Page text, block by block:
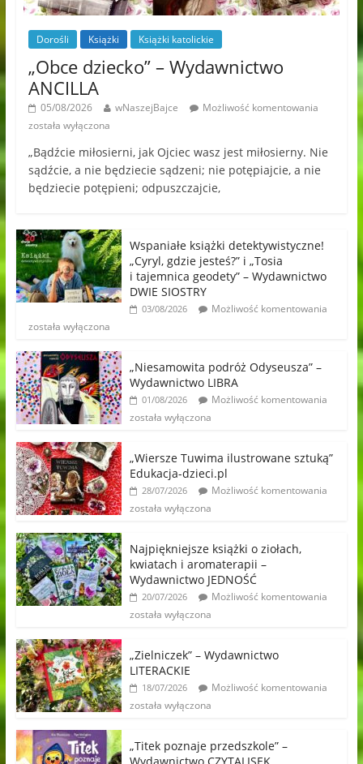
Dorośli Książki Książki katolickie
„Obce dziecko” – Wydawnictwo
ANCILLA
05/08/2026 wNaszejBajce
Możliwość komentowania
została wyłączona
„Bądźcie miłosierni, jak Ojciec wasz jest miłosierny. Nie
sądźcie, a nie będziecie sądzeni; nie potępiajcie, a nie
będziecie potępieni; odpuszczajcie,
Wspaniałe książki detektywistyczne!
„Cyryl, gdzie jesteś?” i „Tosia
i tajemnica geodety” – Wydawnictwo
DWIE SIOSTRY
03/08/2026
Możliwość komentowania
została wyłączona
„Niesamowita podróż Odyseusza” –
Wydawnictwo LIBRA
01/08/2026
Możliwość komentowania
została wyłączona
„Wiersze Tuwima ilustrowane sztuką”
Edukacja-dzieci.pl
28/07/2026
Możliwość komentowania
została wyłączona
Najpiękniejsze książki o ziołach,
kwiatach i aromaterapii –
Wydawnictwo JEDNOŚĆ
20/07/2026
Możliwość komentowania
została wyłączona
„Zielniczek” – Wydawnictwo
LITERACKIE
18/07/2026
Możliwość komentowania
została wyłączona
„Titek poznaje przedszkole” –